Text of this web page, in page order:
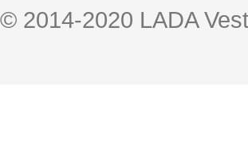
© 2014-2020 LADA